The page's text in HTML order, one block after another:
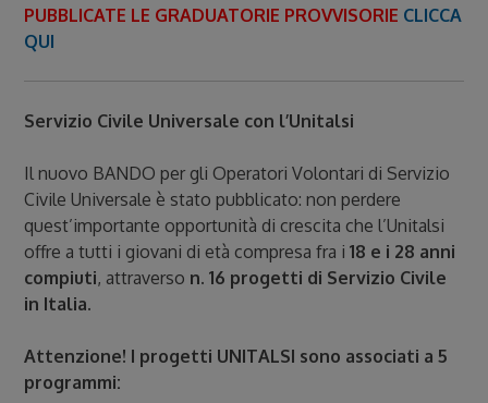
PUBBLICATE LE GRADUATORIE PROVVISORIE CLICCA
QUI
Servizio Civile Universale con l’Unitalsi
Il nuovo BANDO per gli Operatori Volontari di Servizio
Civile Universale è stato pubblicato: non perdere
quest’importante opportunità di crescita che l’Unitalsi
offre a tutti i giovani di età compresa fra i18 e i 28 anni
compiuti, attraverso n. 16 progetti di Servizio Civile
in Italia.
Attenzione! I progetti UNITALSI sono associati a 5
programmi: